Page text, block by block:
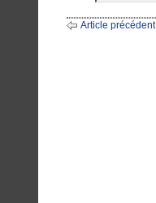
Article précédent